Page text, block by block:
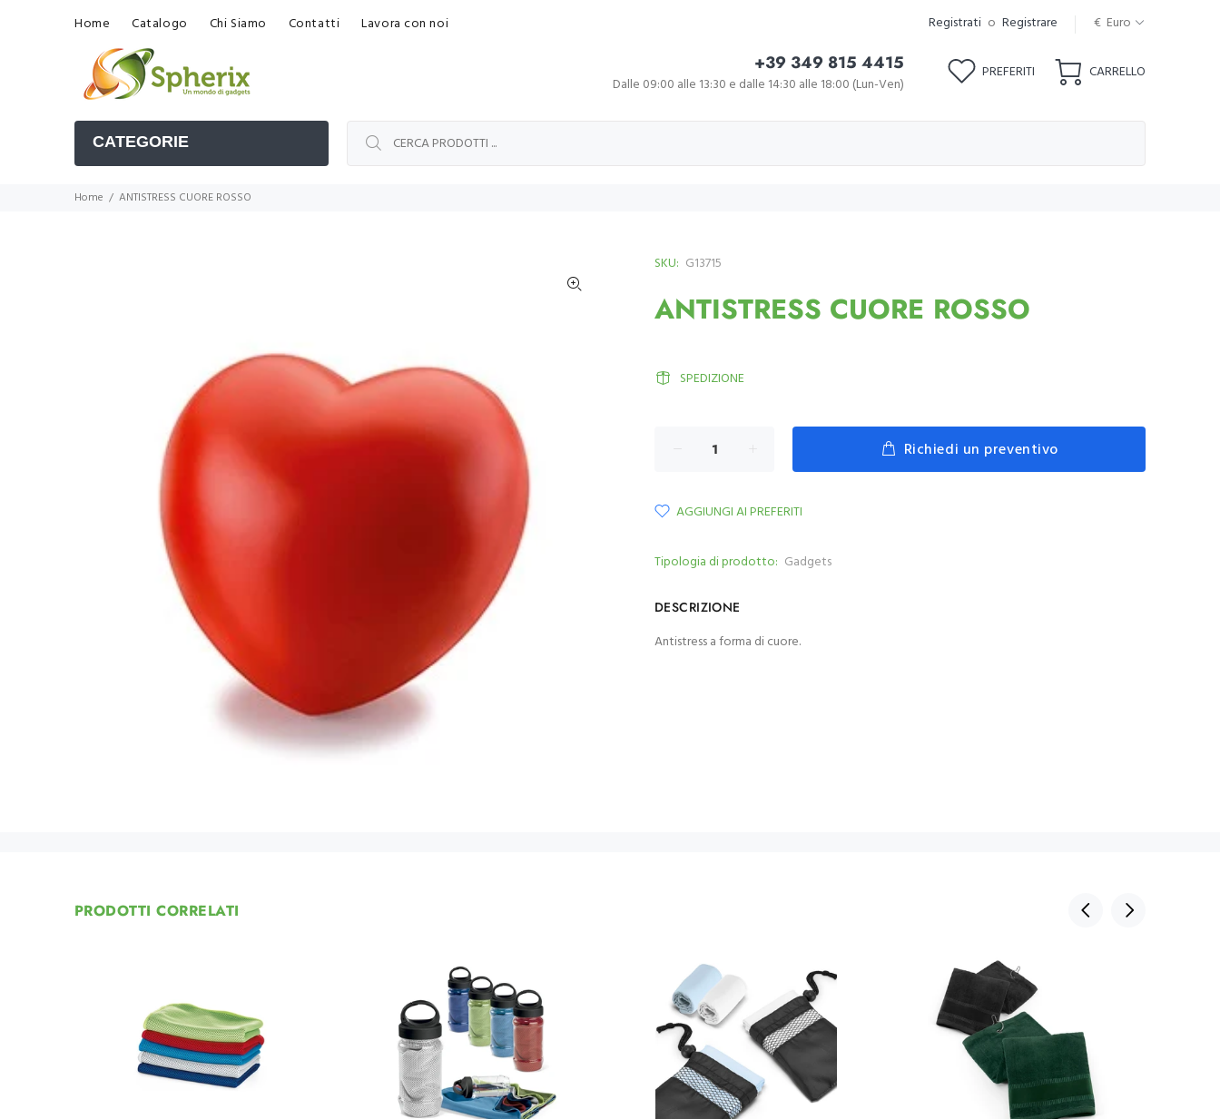
Home Catalogo Chi Siamo Contatti Lavora con noi Registrati o Registrare € Euro
+39 349 815 4415
Dalle 09:00 alle 13:30 e dalle 14:30 alle 18:00 (Lun-Ven)
PREFERITI CARRELLO
CATEGORIE
Home ANTISTRESS CUORE ROSSO
SKU: G13715
ANTISTRESS CUORE ROSSO
SPEDIZIONE
Richiedi un preventivo
AGGIUNGI AI PREFERITI
Tipologia di prodotto: Gadgets
DESCRIZIONE
Antistress a forma di cuore.
PRODOTTI CORRELATI